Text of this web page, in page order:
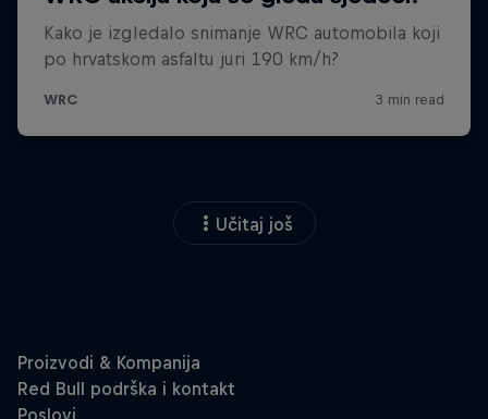
Učitaj još